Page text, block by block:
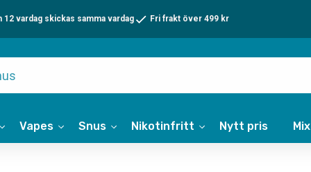
Vapes Snus Nikotinfritt Nytt pris
12 vardag skickas samma vardag Fri frakt över 499 kr